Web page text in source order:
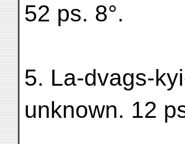
52 ps. 8°.
5. La-dvags-
unknown. 12